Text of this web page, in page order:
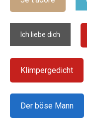
Ich liebe dich
Klimpergedicht
Der böse Mann